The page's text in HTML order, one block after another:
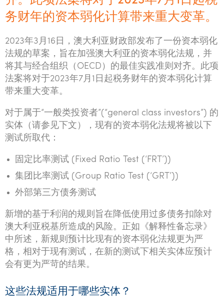
Property & infrastructure
Retail & distribution
Sustainability & ESG
Technology
Tourism, hospitality & gaming
Calculators & evaluators
务财年的资本弱化计算带来重大变革。
2023年3月16日，澳大利亚财政部发布了一份资本弱化
法规的草案，旨在加强澳大利亚的资本弱化法规，并
将其与经合组织（OECD）的最佳实践准则对齐。此项
法案将对于2023年7月1日起税务财年的资本弱化计算
带来重大变革。
对于属于“一般类投资者”(“general class investors”) 的
实体（请参见下文），现有的资本弱化法规将被以下
测试所取代：
固定比率测试 (Fixed Ratio Test (‘FRT’))
集团比率测试 (Group Ratio Test (‘GRT’))
外部第三方债务测试
新增的基于利润的规则旨在降低使用过多债务扣除对
澳大利亚税基所造成的风险。正如《解释性备忘录》
中所述，新规则预计比现有的资本弱化法规更为严
格，相对于现有测试，在新的测试下相关实体应预计
会有更为严苛的结果。
这些法规适用于哪些实体？